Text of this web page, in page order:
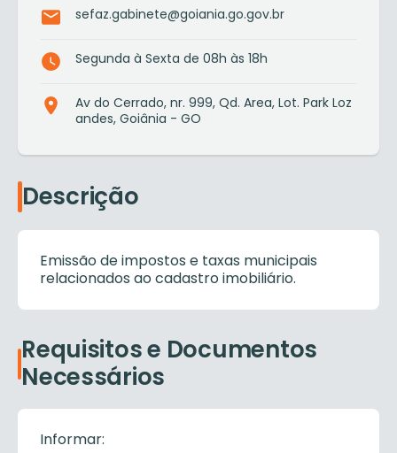
sefaz.gabinete@goiania.go.gov.br
Segunda à Sexta de 08h às 18h
Av do Cerrado, nr. 999, Qd. Area, Lot. Park Loz
andes, Goiânia - GO
Descrição
Emissão de impostos e taxas municipais
relacionados ao cadastro imobiliário.
Requisitos e Documentos
Necessários
Informar: